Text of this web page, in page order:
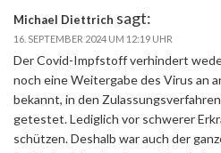
Michael Diettrich sagt:
16. SEPTEMBER 2024 UM 12:19 UHR
Der Covid-Impfstoff verhindert
noch eine Weitergabe des Virus an
bekannt, in den
getestet. Lediglich vor schwerer
schützen. Deshalb war auch der